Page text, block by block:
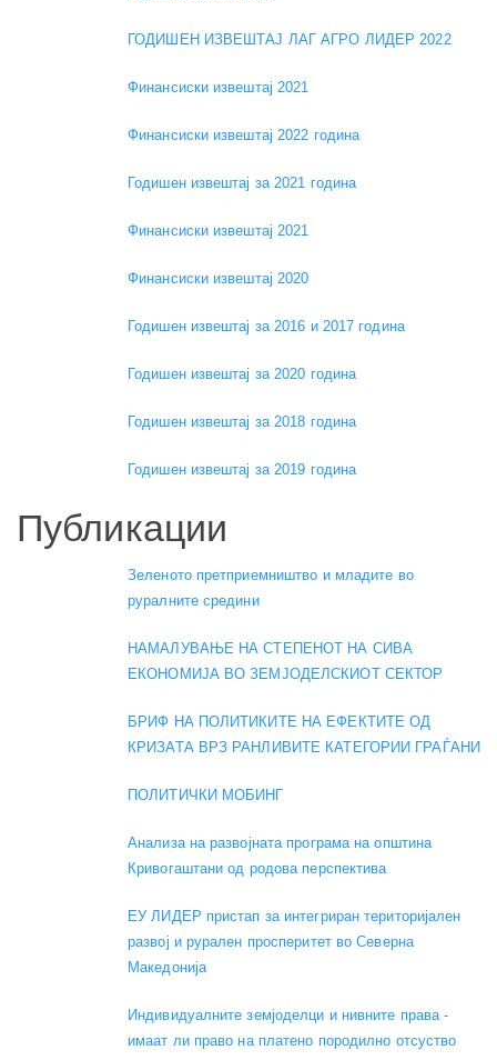
ГОДИШЕН ИЗВЕШТАЈ ЛАГ АГРО ЛИДЕР 2022
Финансиски извештај 2021
Финансиски извештај 2022 година
Годишен извештај за 2021 година
Финансиски извештај 2021
Финансиски извештај 2020
Годишен извештај за 2016 и 2017 година
Годишен извештај за 2020 година
Годишен извештај за 2018 година
Годишен извештај за 2019 година
Публикации
Зеленото претприемништво и младите во
руралните средини
НАМАЛУВАЊЕ НА СТЕПЕНОТ НА СИВА
ЕКОНОМИЈА ВО ЗЕМЈОДЕЛСКИОТ СЕКТОР
БРИФ НА ПОЛИТИКИТЕ НА ЕФЕКТИТЕ ОД
КРИЗАТА ВРЗ РАНЛИВИТЕ КАТЕГОРИИ ГРАЃАНИ
ПОЛИТИЧКИ МОБИНГ
Анализа на развојната програма на општина
Кривогаштани од родова перспектива
ЕУ ЛИДЕР пристап за интегриран територијален
развој и рурален просперитет во Северна
Македонија
Индивидуалните земјоделци и нивните права -
имаат ли право на платено породилно отсуство